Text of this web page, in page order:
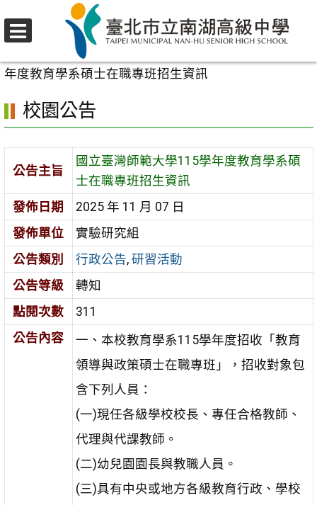
至
要
區
校園公告
年度教育學系碩士在職專班招生資訊
校園公告
公告主旨
國立臺灣師範大學115學年度教育學系碩
士在職專班招生資訊
發佈日期
2025 年 11 月 07 日
發佈單位
實驗研究組
公告類別
行政公告, 研習活動
公告等級
轉知
點閱次數
311
公告內容
一、本校教育學系115學年度招收「教育
領導與政策碩士在職專班」，招收對象包
含下列人員：
(一)現任各級學校校長、專任合格教師、
代理與代課教師。
(二)幼兒園園長與教職人員。
(三)具有中央或地方各級教育行政、學校
選
單